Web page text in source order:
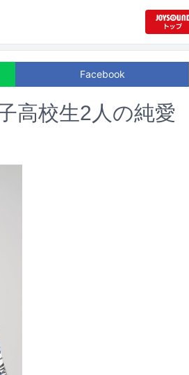
Facebook
高校生2人の純愛